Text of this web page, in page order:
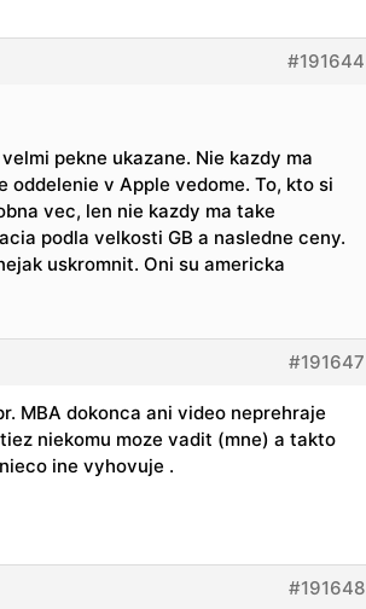
#191644
pekne ukazane. Nie kazdy ma
v Apple vedome. To, kto si
vec, len nie kazdy ma take
podla velkosti GB a nasledne ceny.
uskromnit. Oni su americka
#191647
MBA dokonca ani video neprehraje
niekomu moze vadit (mne) a takto
ine vyhovuje .
#191648